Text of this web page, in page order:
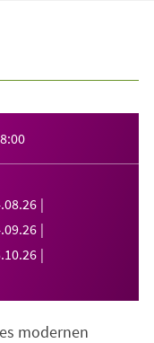
.08.26
.09.26
.10.26
modernen